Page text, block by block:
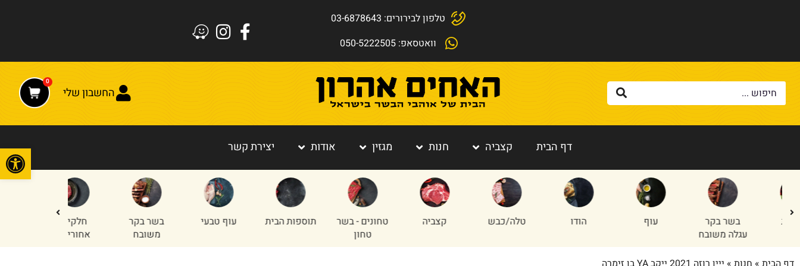
טלפון לבירורים: 03-6878643
וואטסאפ: 050-5222505
החשבון שלי
0
דף הבית קצביה חנות מגזין אודות יצירת קשר
בשר בקר
עגלה משובח
טלה/כבש
טחונים - בשר
תוספות הבית עוף טבעי
בשר בקר
משובח
אחוריים